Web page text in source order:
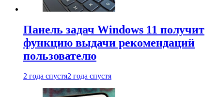
Панель задач Windows 11 получит
функцию выдачи рекомендаций
пользователю
2 года спустя2 года спустя